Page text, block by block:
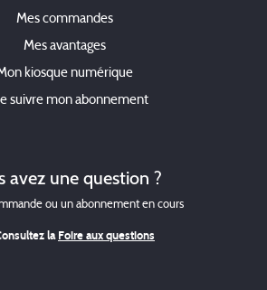
Mes commandes
Mes avantages
kiosque numérique
suivre mon abonnement
avez une question ?
ou un abonnement en cours
laFoire aux questions